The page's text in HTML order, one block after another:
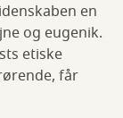
en
og eugenik.
etiske
får